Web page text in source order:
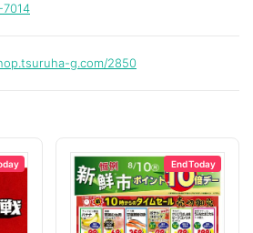
g.com/2850
End Today